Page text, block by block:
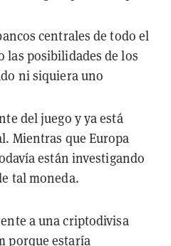
centrales de todo el
las posibilidades de los
ni siquiera uno
del juego y ya está
Mientras que Europa
están investigando
tal moneda.
a una criptodivisa
porque estaría